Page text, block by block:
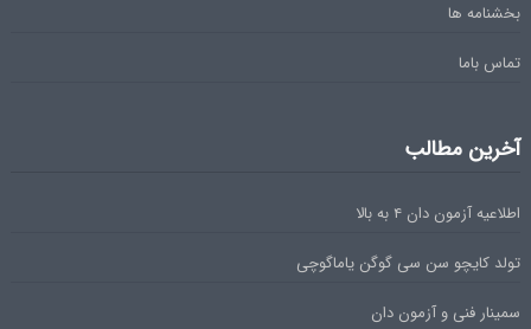
بخشنامه ها
تماس باما
آخرین مطالب
اطلاعیه آزمون دان ۴ به بالا
تولد کایچو سن سی گوگن یاماگوچی
سمینار فنی و آزمون دان